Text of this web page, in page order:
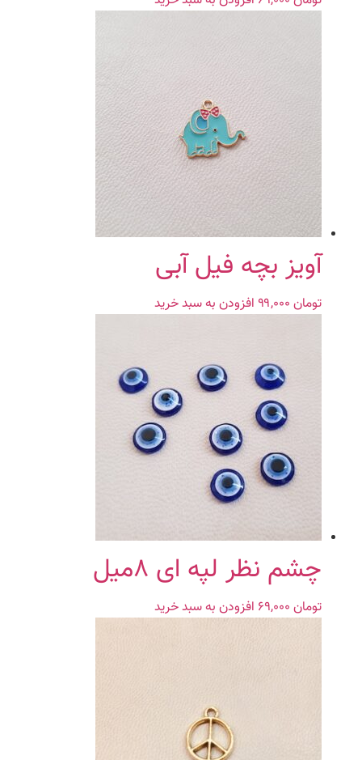
آویز بچه فیل آبی
تومان افزودن به سبد خرید
چشم نظر لپه ای ۸میل
تومان افزودن به سبد خرید